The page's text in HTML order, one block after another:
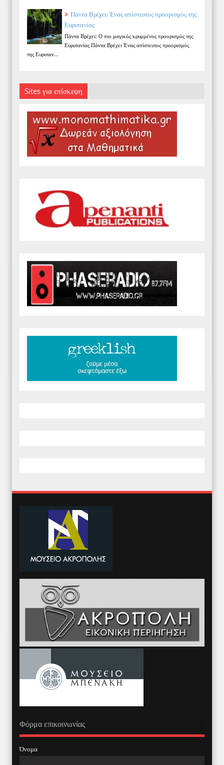
Πάντα Βρέχει: Ένας απίστευτος προορισμός της
Ευρυτανίας
Πάντα Βρέχει: Ο πιο μαγικός κρυμμένος προορισμός της
Ευρυτανίας Πάντα Βρέχει Ένας απίστευτος προορισμός
της Ευρυταν...
Sites για επίσκεψη
Φόρμα επικοινωνίας
Όνομα